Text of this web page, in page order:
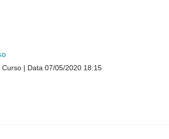
Curso Data 07/05/2020 18:15